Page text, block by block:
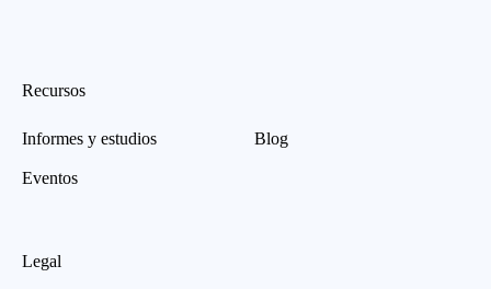
Recursos
Informes y estudios
Eventos
Blog
Legal